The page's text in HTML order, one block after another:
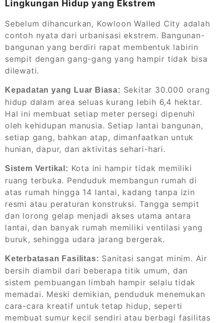
Lingkungan Hidup yang Ekstrem
Sebelum dihancurkan, Kowloon Walled City adalah
contoh nyata dari urbanisasi ekstrem. Bangunan-
bangunan yang berdiri rapat membentuk labirin
sempit dengan gang-gang yang hampir tidak bisa
dilewati.
Kepadatan yang Luar Biasa: Sekitar 30.000 orang
hidup dalam area seluas kurang lebih 6,4 hektar.
Hal ini membuat setiap meter persegi dipenuhi
oleh kehidupan manusia. Setiap lantai bangunan,
setiap gang, bahkan atap, dimanfaatkan untuk
hunian, dapur, dan aktivitas sehari-hari.
Sistem Vertikal: Kota ini hampir tidak memiliki
ruang terbuka. Penduduk membangun rumah di
atas rumah hingga 14 lantai, kadang tanpa izin
resmi atau peraturan konstruksi. Tangga sempit
dan lorong gelap menjadi akses utama antara
lantai, dan banyak rumah memiliki ventilasi yang
buruk, sehingga udara jarang bergerak.
Keterbatasan Fasilitas: Sanitasi sangat minim. Air
bersih diambil dari beberapa titik umum, dan
sistem pembuangan limbah hampir selalu tidak
memadai. Meski demikian, penduduk menemukan
cara-cara kreatif untuk tetap hidup, seperti
membuat sumur kecil sendiri atau berbagi fasilitas